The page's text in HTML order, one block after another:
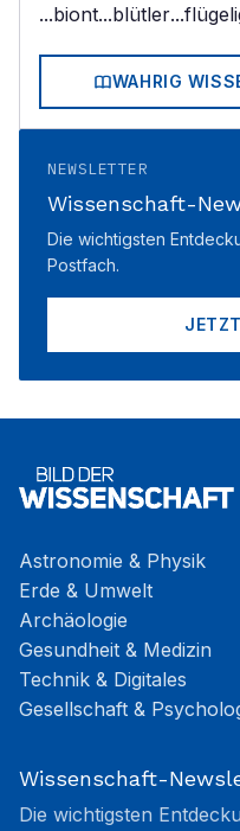
...biont...blütler
WAHRIG
NEWSLETTER
Wissenschaft-
Die wichtigsten
Postfach.
Astronomie & Physik
Erde & Umwelt
Archäologie
Gesundheit & Medizin
Technik & Digitales
Gesellschaft &
Wissenschaft-
Die wichtigsten